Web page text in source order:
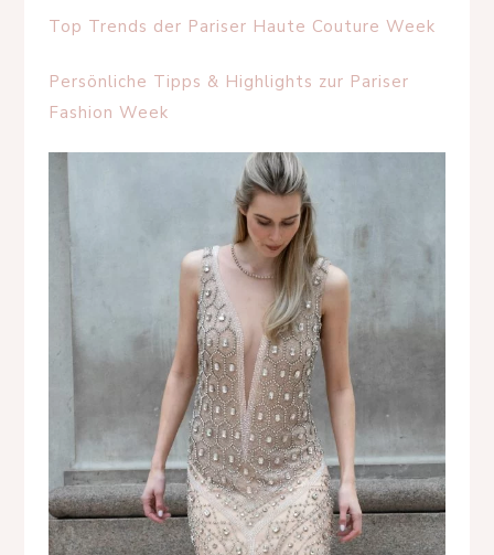
Top Trends der Pariser Haute Couture Week
Persönliche Tipps & Highlights zur Pariser
Fashion Week